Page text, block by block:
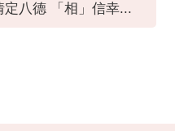
定八德 「相」信幸...